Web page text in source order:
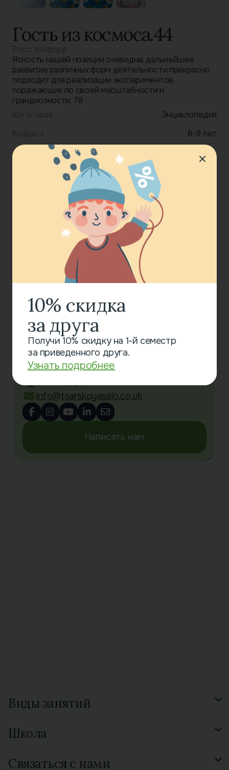
Гость из космоса.44
Ясность нашей позиции очевидна: дальнейшее
развитие различных форм деятельности прекрасно
подходит для реализации экспериментов,
поражающих по своей масштабности и
грандиозности. 78
Энциклопедия
6-9 лет
Формат
Электронная книга
Издательство
Бесплатно
Скачать
Связаться с нами
Little Chalfont Primary School
Oakington Avenue
Little Chalfont
Amersham HP6 6SX
0 7917113279
info@tsarskoyeselo.co.uk
Написать нам
10% скидка
за друга
Получи 10% скидку на 1-й семестр
за приведенного друга.
Узнать подробнее
Виды занятий
GCSE Russian
Школа
Библиотека
Связаться с нами